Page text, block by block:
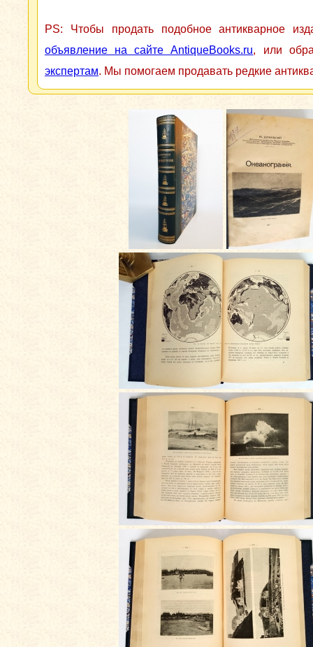
PS: Чтобы продать подобное антикварное
объявление на сайте AntiqueBooks.ru, или
экспертам. Мы помогаем продавать редкие